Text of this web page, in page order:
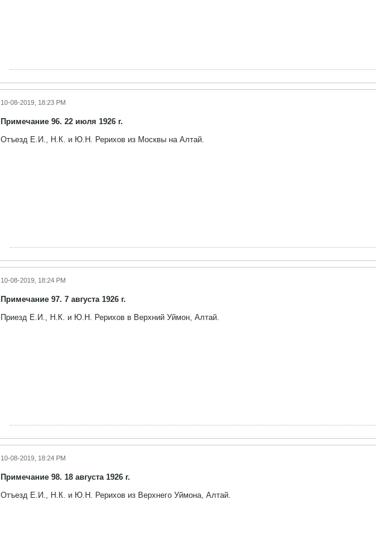
10-08-2019, 18:23 PM
Примечание 96. 22 июля 1926 г.
Отъезд Е.И., Н.К. и Ю.Н. Рерихов из Москвы на Алтай.
10-08-2019, 18:24 PM
Примечание 97. 7 августа 1926 г.
Приезд Е.И., Н.К. и Ю.Н. Рерихов в Верхний Уймон, Алтай.
10-08-2019, 18:24 PM
Примечание 98. 18 августа 1926 г.
Отъезд Е.И., Н.К. и Ю.Н. Рерихов из Верхнего Уймона, Алтай.